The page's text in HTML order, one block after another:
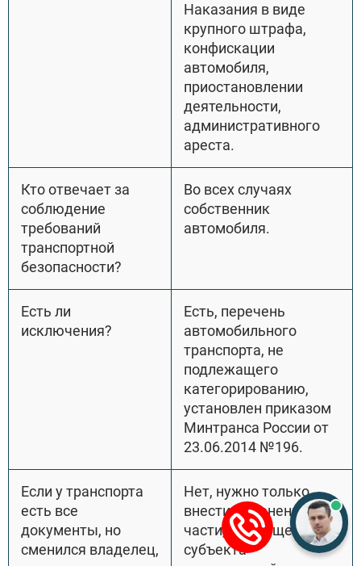
Наказания в виде
крупного штрафа,
конфискации
автомобиля,
приостановлении
деятельности,
административного
ареста.
Кто отвечает за
соблюдение
требований
транспортной
безопасности?
Во всех случаях
собственник
автомобиля.
Есть ли
исключения?
Есть, перечень
автомобильного
транспорта, не
подлежащего
категорированию,
установлен приказом
Минтранса России от
23.06.2014 №196.
Если у транспорта
есть все
документы, но
сменился владелец,
Нет, нужно только
внести изменения в
части, касающейся
субъекта